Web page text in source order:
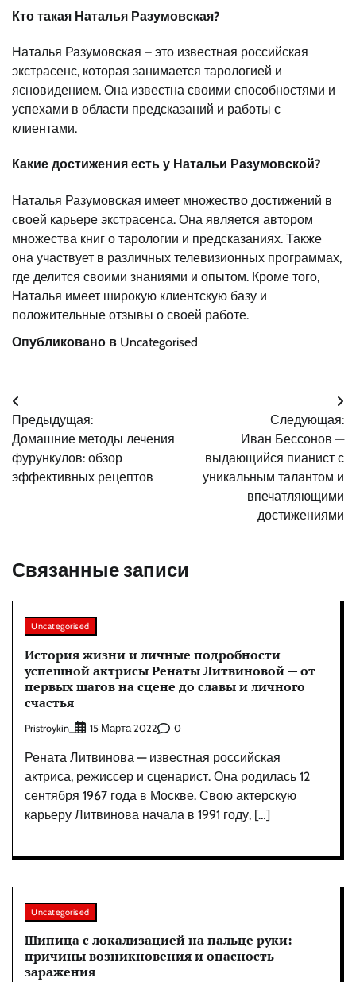
Кто такая Наталья Разумовская?
Наталья Разумовская – это известная российская
экстрасенс, которая занимается тарологией и
ясновидением. Она известна своими способностями и
успехами в области предсказаний и работы с
клиентами.
Какие достижения есть у Натальи Разумовской?
Наталья Разумовская имеет множество достижений в
своей карьере экстрасенса. Она является автором
множества книг о тарологии и предсказаниях. Также
она участвует в различных телевизионных программах,
где делится своими знаниями и опытом. Кроме того,
Наталья имеет широкую клиентскую базу и
положительные отзывы о своей работе.
Опубликовано в Uncategorised
Навигация
по
записям
Предыдущая:
Домашние методы лечения
фурункулов: обзор
эффективных рецептов
Следующая:
Иван Бессонов —
выдающийся пианист с
уникальным талантом и
впечатляющими
достижениями
Связанные записи
Uncategorised
История жизни и личные подробности
успешной актрисы Ренаты Литвиновой — от
первых шагов на сцене до славы и личного
счастья
Pristroykin_ 15 Марта 2022 0
Рената Литвинова — известная российская
актриса, режиссер и сценарист. Она родилась 12
сентября 1967 года в Москве. Свою актерскую
карьеру Литвинова начала в 1991 году, […]
Uncategorised
Шипица с локализацией на пальце руки:
причины возникновения и опасность
заражения